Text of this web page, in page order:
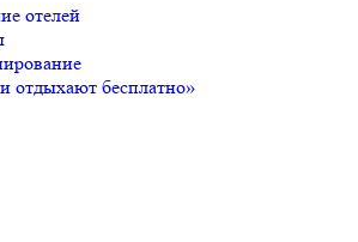
отелей
отдыхают бесплатно»